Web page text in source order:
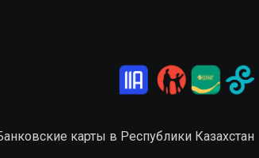
карты в Республики Казахстан